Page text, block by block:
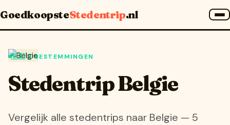
GoedkoopsteStedentrip.nl
Home»Landen»Belgie
🇧🇪 5 BESTEMMINGEN
Stedentrip Belgie
Vergelijk alle stedentrips naar Belgie — 5